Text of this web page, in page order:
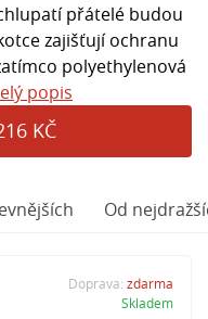
přátelé budou
zajišťují ochranu
polyethylenová
popis
KČ
Od
Doprava: zdarma
Skladem